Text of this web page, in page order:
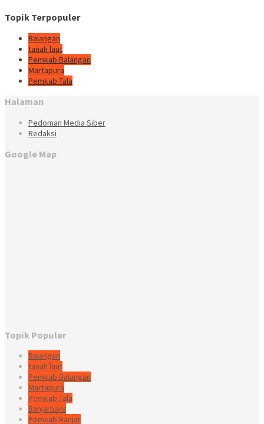
Topik Terpopuler
Balangan
tanah laut
Pemkab Balangan
Martapura
Pemkab Tala
Halaman
Pedoman Media Siber
Redaksi
Google Map
Topik Populer
Balangan
tanah laut
Pemkab Balangan
Martapura
Pemkab Tala
Banjarbaru
Pemkab Banjar